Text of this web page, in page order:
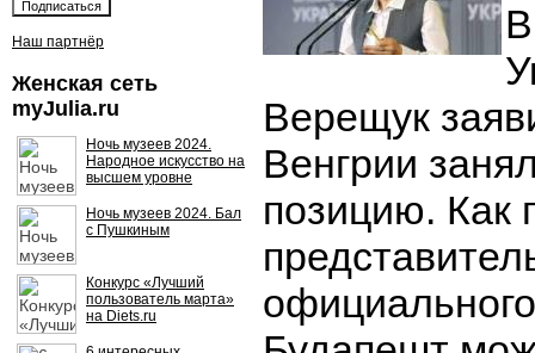
Наш партнёр
Женская сеть
myJulia.ru
Ночь музеев 2024.
Народное искусство на
высшем уровне
Ночь музеев 2024. Бал
с Пушкиным
Конкурс «Лучший
пользователь марта»
на Diets.ru
Верещук
Венгрии
позицию. Как